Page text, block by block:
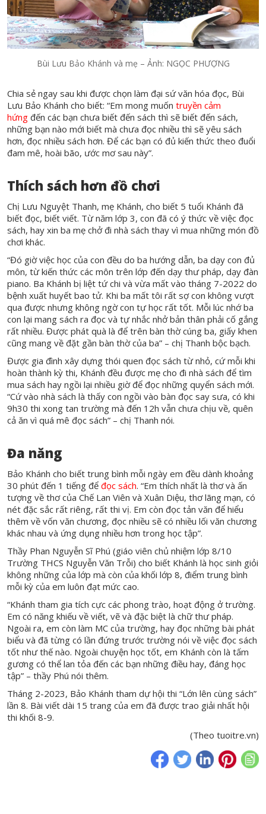
Bùi Lưu Bảo Khánh và mẹ – Ảnh: NGỌC PHƯỢNG
Chia sẻ ngay sau khi được chọn làm đại sứ văn hóa đọc, Bùi
Lưu Bảo Khánh cho biết: “Em mong muốn truyền cảm
hứng đến các bạn chưa biết đến sách thì sẽ biết đến sách,
những bạn nào mới biết mà chưa đọc nhiều thì sẽ yêu sách
hơn, đọc nhiều sách hơn. Để các bạn có đủ kiến thức theo đuổi
đam mê, hoài bão, ước mơ sau này”.
Thích sách hơn đồ chơi
Chị Lưu Nguyệt Thanh, mẹ Khánh, cho biết 5 tuổi Khánh đã
biết đọc, biết viết. Từ năm lớp 3, con đã có ý thức về việc đọc
sách, hay xin ba mẹ chở đi nhà sách thay vì mua những món đồ
chơi khác.
“Đó giờ việc học của con đều do ba hướng dẫn, ba dạy con đủ
môn, từ kiến thức các môn trên lớp đến dạy thư pháp, dạy đàn
piano. Ba Khánh bị liệt tứ chi và vừa mất vào tháng 7-2022 do
bệnh xuất huyết bao tử. Khi ba mất tôi rất sợ con không vượt
qua được nhưng không ngờ con tự học rất tốt. Mỗi lúc nhớ ba
con lại mang sách ra đọc và tự nhắc nhở bản thân phải cố gắng
rất nhiều. Được phát quà là để trên bàn thờ cúng ba, giấy khen
cũng mang về đặt gần bàn thờ của ba” – chị Thanh bộc bạch.
Được gia đình xây dựng thói quen đọc sách từ nhỏ, cứ mỗi khi
hoàn thành kỳ thi, Khánh đều được mẹ cho đi nhà sách để tìm
mua sách hay ngồi lại nhiều giờ để đọc những quyển sách mới.
“Cứ vào nhà sách là thấy con ngồi vào bàn đọc say sưa, có khi
9h30 thi xong tan trường mà đến 12h vẫn chưa chịu về, quên
cả ăn vì quá mê đọc sách” – chị Thanh nói.
Đa năng
Bảo Khánh cho biết trung bình mỗi ngày em đều dành khoảng
30 phút đến 1 tiếng để đọc sách. “Em thích nhất là thơ và ấn
tượng về thơ của Chế Lan Viên và Xuân Diệu, thơ lãng mạn, có
nét đặc sắc rất riêng, rất thi vị. Em còn đọc tản văn để hiểu
thêm về vốn văn chương, đọc nhiều sẽ có nhiều lối văn chương
khác nhau và ứng dụng nhiều hơn trong học tập”.
Thầy Phan Nguyễn Sĩ Phú (giáo viên chủ nhiệm lớp 8/10
Trường THCS Nguyễn Văn Trỗi) cho biết Khánh là học sinh giỏi
không những của lớp mà còn của khối lớp 8, điểm trung bình
mỗi kỳ của em luôn đạt mức cao.
“Khánh tham gia tích cực các phong trào, hoạt động ở trường.
Em có năng khiếu về viết, vẽ và đặc biệt là chữ thư pháp.
Ngoài ra, em còn làm MC của trường, hay đọc những bài phát
biểu và đã từng có lần đứng trước trường nói về việc đọc sách
tốt như thế nào. Ngoài chuyện học tốt, em Khánh còn là tấm
gương có thể lan tỏa đến các bạn những điều hay, đáng học
tập” – thầy Phú nói thêm.
Tháng 2-2023, Bảo Khánh tham dự hội thi “Lớn lên cùng sách”
lần 8. Bài viết dài 15 trang của em đã được trao giải nhất hội
thi khối 8-9.
(Theo tuoitre.vn)